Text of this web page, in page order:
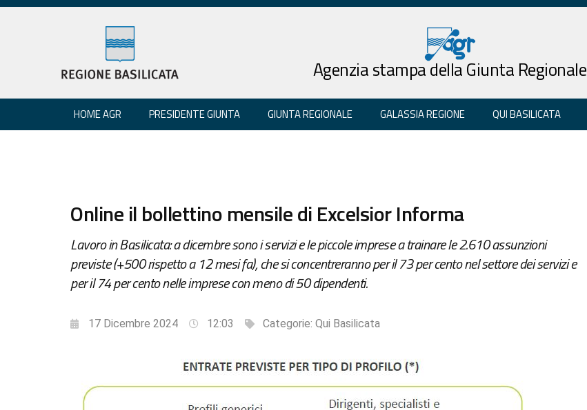
Agenzia stampa della Giunta Regionale
HOME AGR PRESIDENTE GIUNTA GIUNTA REGIONALE GALASSIA REGIONE QUI BASILICATA
Online il bollettino mensile di Excelsior Informa
Lavoro in Basilicata: a dicembre sono i servizi e le piccole imprese a trainare le 2.610 assunzioni
previste (+500 rispetto a 12 mesi fa), che si concentreranno per il 73 per cento nel settore dei servizi e
per il 74 per cento nelle imprese con meno di 50 dipendenti.
17 Dicembre 2024 12:03 Categorie: Qui Basilicata